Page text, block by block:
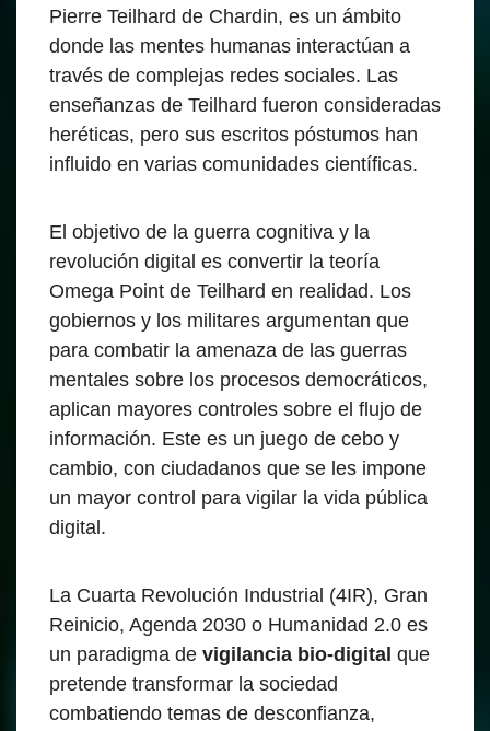
Pierre Teilhard de Chardin, es un ámbito
donde las mentes humanas interactúan a
través de complejas redes sociales. Las
enseñanzas de Teilhard fueron consideradas
heréticas, pero sus escritos póstumos han
influido en varias comunidades científicas.
El objetivo de la guerra cognitiva y la
revolución digital es convertir la teoría
Omega Point de Teilhard en realidad. Los
gobiernos y los militares argumentan que
para combatir la amenaza de las guerras
mentales sobre los procesos democráticos,
aplican mayores controles sobre el flujo de
información. Este es un juego de cebo y
cambio, con ciudadanos que se les impone
un mayor control para vigilar la vida pública
digital.
La Cuarta Revolución Industrial (4IR), Gran
Reinicio, Agenda 2030 o Humanidad 2.0 es
un paradigma de vigilancia bio-digital que
pretende transformar la sociedad
combatiendo temas de desconfianza,